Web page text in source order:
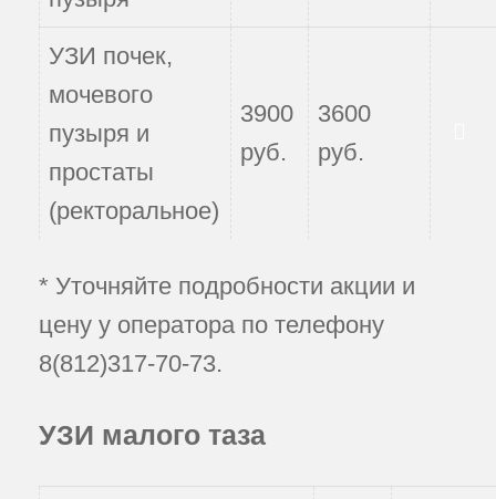
УЗИ почек,
мочевого
пузыря и
простаты
(ректоральное)
3900
руб.
3600
руб.
* Уточняйте подробности акции и
цену у оператора по телефону
8(812)317-70-73.
УЗИ малого таза